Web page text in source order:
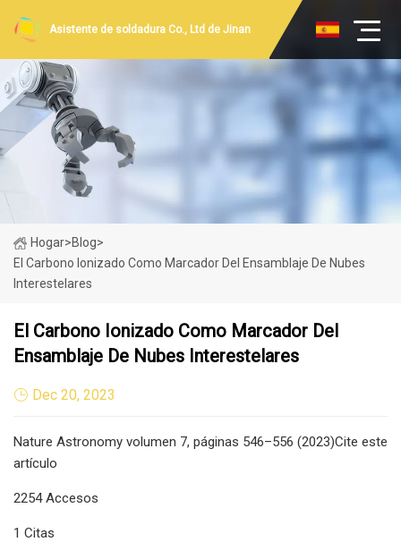
Asistente de soldadura Co., Ltd de Jinan
Hogar>Blog>
El Carbono Ionizado Como Marcador Del Ensamblaje De Nubes
Interestelares
El Carbono Ionizado Como Marcador Del
Ensamblaje De Nubes Interestelares
Dec 20, 2023
Nature Astronomy volumen 7, páginas 546–556 (2023)Cite este
artículo
2254 Accesos
1 Citas